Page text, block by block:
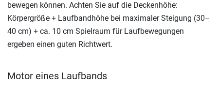
bewegen können. Achten Sie auf die Deckenhöhe:
Körpergröße + Laufbandhöhe bei maximaler Steigung (30–
40 cm) + ca. 10 cm Spielraum für Laufbewegungen
ergeben einen guten Richtwert.
Motor eines Laufbands